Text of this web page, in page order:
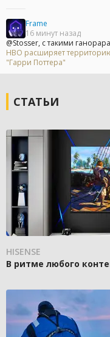
Frame
16 минут назад
@Stosser, с такими
HBO расширяет
"Гарри Поттера"
СТАТЬИ
HISENSE
В ритме любого